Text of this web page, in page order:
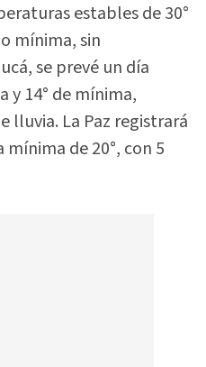
estables de 30°
mínima, sin
se prevé un día
y 14° de mínima,
lluvia. La Paz registrará
mínima de 20°, con 5